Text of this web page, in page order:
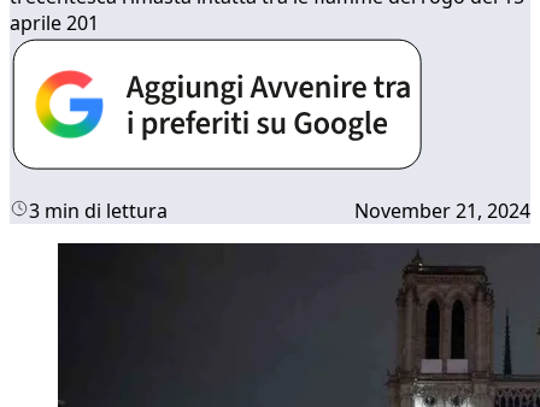
aprile 201
3 min di lettura November 21, 2024